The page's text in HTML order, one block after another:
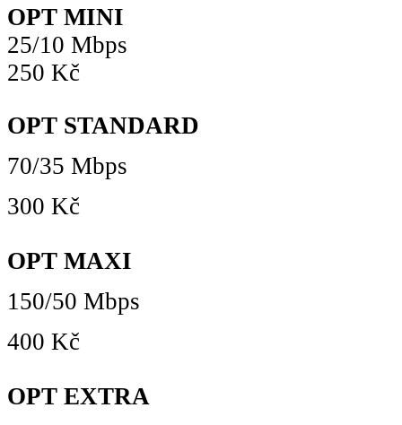
OPT MINI
25/10 Mbps
250 Kč
OPT STANDARD
70/35 Mbps
300 Kč
OPT MAXI
150/50 Mbps
400 Kč
OPT EXTRA